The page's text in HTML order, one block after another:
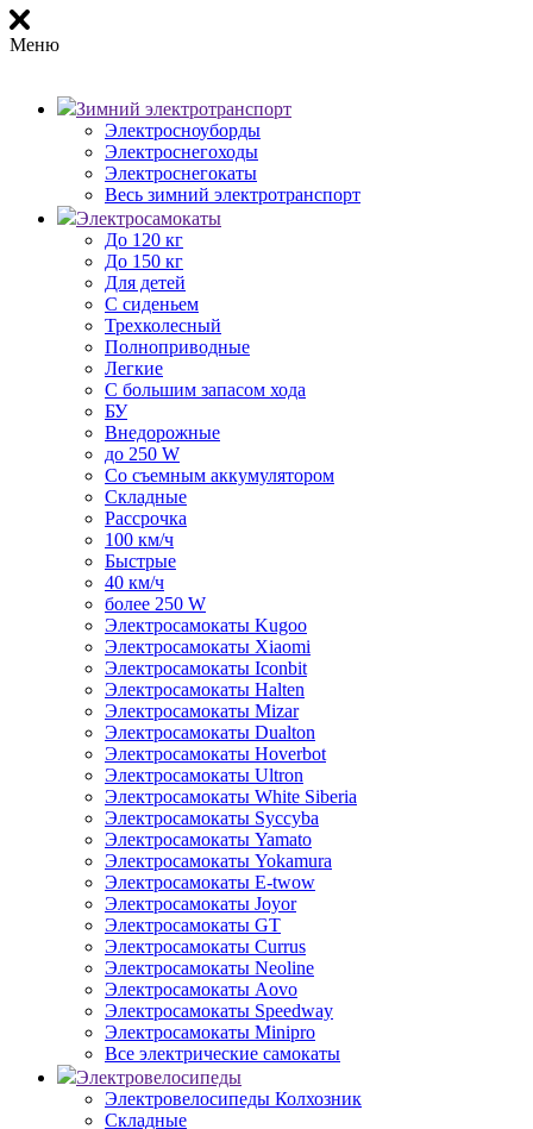
Меню
Зимний электротранспорт
Электросноуборды
Электроснегоходы
Электроснегокаты
Весь зимний электротранспорт
Электросамокаты
До 120 кг
До 150 кг
Для детей
С сиденьем
Трехколесный
Полноприводные
Легкие
С большим запасом хода
БУ
Внедорожные
до 250 W
Со съемным аккумулятором
Складные
Рассрочка
100 км/ч
Быстрые
40 км/ч
более 250 W
Электросамокаты Kugoo
Электросамокаты Xiaomi
Электросамокаты Iconbit
Электросамокаты Halten
Электросамокаты Mizar
Электросамокаты Dualton
Электросамокаты Hoverbot
Электросамокаты Ultron
Электросамокаты White Siberia
Электросамокаты Syccyba
Электросамокаты Yamato
Электросамокаты Yokamura
Электросамокаты E-twow
Электросамокаты Joyor
Электросамокаты GT
Электросамокаты Currus
Электросамокаты Neoline
Электросамокаты Aovo
Электросамокаты Speedway
Электросамокаты Minipro
Все электрические самокаты
Электровелосипеды
Электровелосипеды Колхозник
Складные